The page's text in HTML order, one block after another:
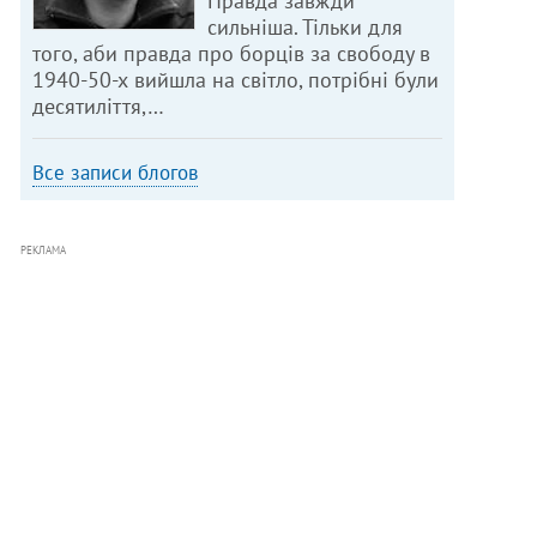
сильніша. Тільки для
того, аби правда про борців за свободу в
1940-50-х вийшла на світло, потрібні були
десятиліття,…
Все записи блогов
РЕКЛАМА